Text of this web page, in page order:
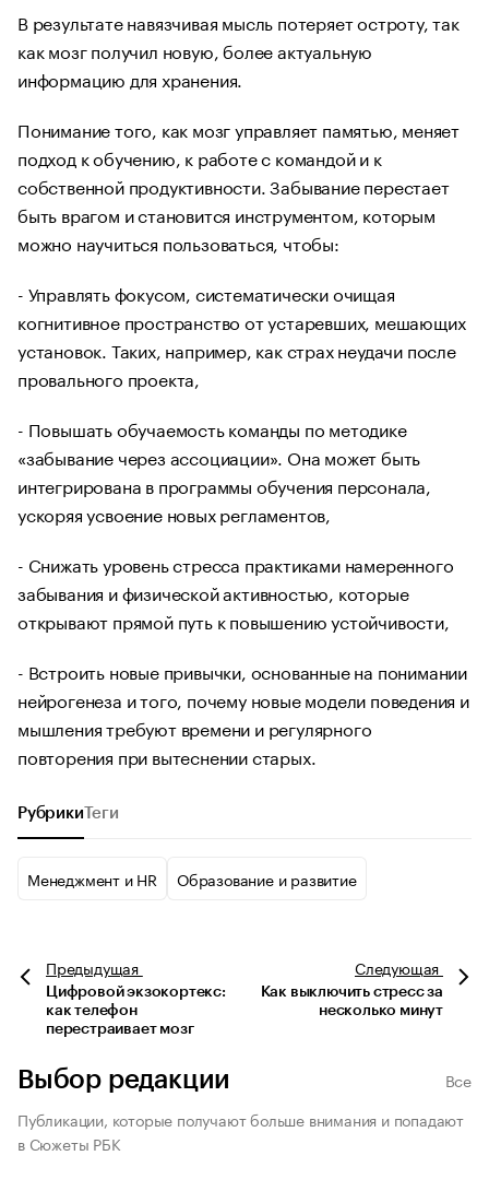
В результате навязчивая мысль потеряет остроту, так
как мозг получил новую, более актуальную
информацию для хранения.
Понимание того, как мозг управляет памятью, меняет
подход к обучению, к работе с командой и к
собственной продуктивности. Забывание перестает
быть врагом и становится инструментом, которым
можно научиться пользоваться, чтобы:
- Управлять фокусом, систематически очищая
когнитивное пространство от устаревших, мешающих
установок. Таких, например, как страх неудачи после
провального проекта,
- Повышать обучаемость команды по методике
«забывание через ассоциации». Она может быть
интегрирована в программы обучения персонала,
ускоряя усвоение новых регламентов,
- Снижать уровень стресса практиками намеренного
забывания и физической активностью, которые
открывают прямой путь к повышению устойчивости,
- Встроить новые привычки, основанные на понимании
нейрогенеза и того, почему новые модели поведения и
мышления требуют времени и регулярного
повторения при вытеснении старых.
Рубрики Теги
Менеджмент и HR Образование и развитие
Предыдущая
Цифровой экзокортекс:
как телефон
перестраивает мозг
Следующая
Как выключить стресс за
несколько минут
Выбор редакции
Все
Публикации, которые получают больше внимания и попадают
в Сюжеты РБК